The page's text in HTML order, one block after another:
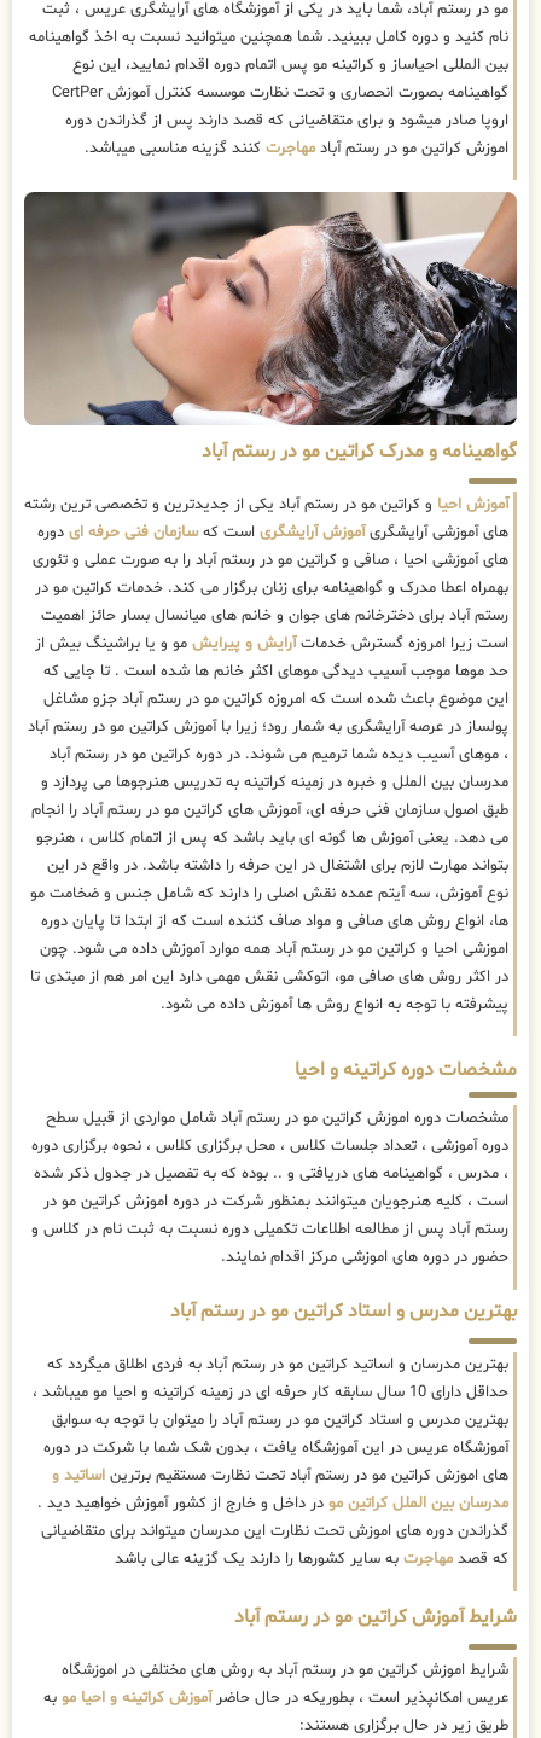
مو در رستم آباد، شما باید در یکی از آموزشگاه های آرایشگری عریس ، ثبت
نام کنید و دوره کامل ببینید. شما همچنین میتوانید نسبت به اخذ گواهینامه
بین المللی احیاساز و کراتینه مو پس اتمام دوره اقدام نمایید، این نوع
گواهینامه بصورت انحصاری و تحت نظارت موسسه کنترل آموزش CertPer
اروپا صادر میشود و برای متقاضیانی که قصد دارند پس از گذراندن دوره
اموزش کراتین مو در رستم آباد مهاجرت کنند گزینه مناسبی میباشد.
گواهینامه و مدرک کراتین مو در رستم آباد
آموزش احیا و کراتین مو در رستم آباد یکی از جدیدترین و تخصصی ترین رشته
های آموزشی آرایشگریآموزش آرایشگری است کهسازمان فنی حرفه ای دوره
های آموزشی احیا ، صافی و کراتین مو در رستم آباد را به صورت عملی و تئوری
بهمراه اعطا مدرک و گواهینامه برای زنان برگزار می کند. خدمات کراتین مو در
رستم آباد برای دخترخانم های جوان و خانم های میانسال بسار حائز اهمیت
است زیرا امروزه گسترش خدماتآرایش و پیرایش مو و یا براشینگ بیش از
حد موها موجب آسیب دیدگی موهای اکثر خانم ها شده است . تا جایی که
این موضوع باعث شده است که امروزه کراتین مو در رستم آباد جزو مشاغل
پولساز در عرصه آرایشگری به شمار رود؛ زیرا با آموزش کراتین مو در رستم آباد
، موهای آسیب دیده شما ترمیم می شوند. در دوره کراتین مو در رستم آباد
مدرسان بین الملل و خبره در زمینه کراتینه به تدریس هنرجوها می پردازد و
طبق اصول سازمان فنی حرفه ای، آموزش های کراتین مو در رستم آباد را انجام
می دهد. یعنی آموزش ها گونه ای باید باشد که پس از اتمام کلاس ، هنرجو
بتواند مهارت لازم برای اشتغال در این حرفه را داشته باشد. در واقع در این
نوع آموزش، سه آیتم عمده نقش اصلی را دارند که شامل جنس و ضخامت مو
ها، انواع روش های صافی و مواد صاف کننده است که از ابتدا تا پایان دوره
اموزشی احیا و کراتین مو در رستم آباد همه موارد آموزش داده می شود. چون
در اکثر روش های صافی مو، اتوکشی نقش مهمی دارد این امر هم از مبتدی تا
پیشرفته با توجه به انواع روش ها آموزش داده می شود.
مشخصات دوره کراتینه و احیا
مشخصات دوره اموزش کراتین مو در رستم آباد شامل مواردی از قبیل سطح
دوره آموزشی ، تعداد جلسات کلاس ، محل برگزاری کلاس ، نحوه برگزاری دوره
، مدرس ، گواهینامه های دریافتی و .. بوده که به تفصیل در جدول ذکر شده
است ، کلیه هنرجویان میتوانند بمنظور شرکت در دوره اموزش کراتین مو در
رستم آباد پس از مطالعه اطلاعات تکمیلی دوره نسبت به ثبت نام در کلاس و
حضور در دوره های اموزشی مرکز اقدام نمایند.
بهترین مدرس و استاد کراتین مو در رستم آباد
بهترین مدرسان و اساتید کراتین مو در رستم آباد به فردی اطلاق میگردد که
حداقل دارای 10 سال سابقه کار حرفه ای در زمینه کراتینه و احیا مو میباشد ،
بهترین مدرس و استاد کراتین مو در رستم آباد را میتوان با توجه به سوابق
آموزشگاه عریس در این آموزشگاه یافت ، بدون شک شما با شرکت در دوره
های اموزش کراتین مو در رستم آباد تحت نظارت مستقیم برترین اساتید و
مدرسان بین الملل کراتین مو در داخل و خارج از کشور آموزش خواهید دید .
گذراندن دوره های اموزش تحت نظارت این مدرسان میتواند برای متقاضیانی
که قصد مهاجرت به سایر کشورها را دارند یک گزینه عالی باشد
شرایط آموزش کراتین مو در رستم آباد
شرایط اموزش کراتین مو در رستم آباد به روش های مختلفی در اموزشگاه
عریس امکانپذیر است ، بطوریکه در حال حاضرآموزش کراتینه و احیا مو به
طریق زیر در حال برگزاری هستند: